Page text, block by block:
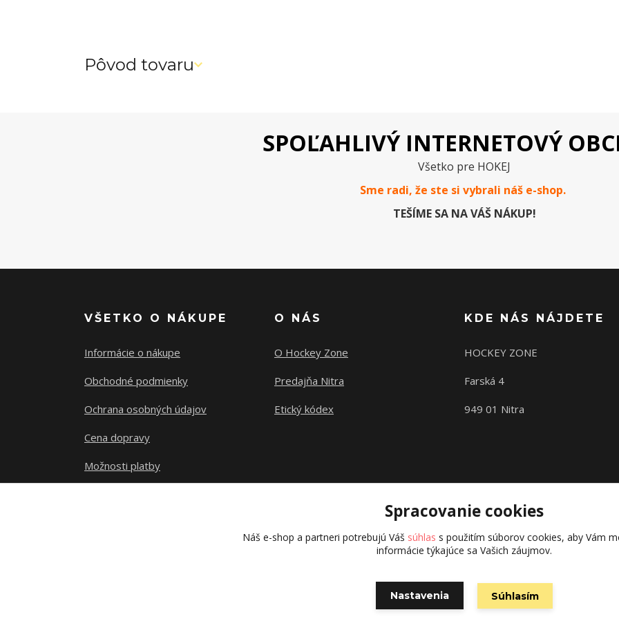
Pôvod tovaru
SPOĽAHLIVÝ INTERNETOVÝ
Všetko pre HOKEJ
Sme radi, že ste si vybrali náš e-shop.
TEŠÍME SA NA VÁŠ NÁKUP!
VŠETKO O NÁKUPE
Informácie o nákupe
Obchodné podmienky
Ochrana osobných údajov
Cena dopravy
Možnosti platby
O NÁS
O Hockey Zone
Predajňa Nitra
Etický kódex
KDE NÁS NÁJDETE
HOCKEY ZONE
Farská 4
949 01 Nitra
Copyright © 2015 hokejexpert.sk
Vytvorené na
Spracovanie cookies
Náš e-shop a partneri potrebujú Váš súhlas s použitím súborov cookies, aby Vám
informácie týkajúce sa Vašich záujmov.
Nastavenia Súhlasím